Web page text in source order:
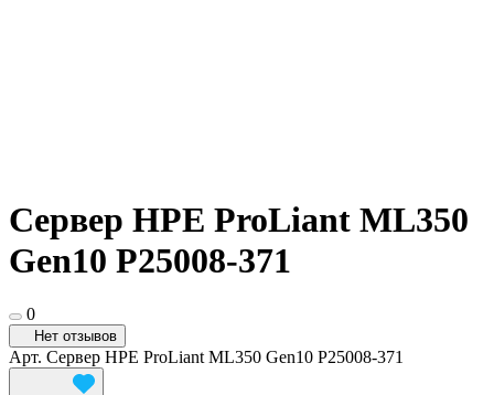
Сервер HPE ProLiant ML350
Gen10 P25008-371
0
Нет отзывов
Арт. Сервер HPE ProLiant ML350 Gen10 P25008-371